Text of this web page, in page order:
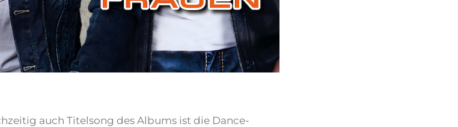
auch Titelsong des Albums ist die Dance-